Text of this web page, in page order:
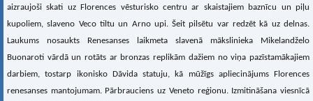
aizraujoši skati uz Florences vēsturisko centru ar skaistajiem baznīcu un piļu
kupoliem, slaveno Veco tiltu un Arno upi. Šeit pilsētu var redzēt kā uz delnas.
Laukums nosaukts Renesanses laikmeta slavenā mākslinieka Mikelandželo
Buonaroti vārdā un rotāts ar bronzas replikām dažiem no viņa pazīstamākajiem
darbiem, tostarp ikonisko Dāvida statuju, kā mūžīgs apliecinājums Florences
renesanses mantojumam. Pārbrauciens uz Veneto reģionu. Izmitināšana viesnīcā